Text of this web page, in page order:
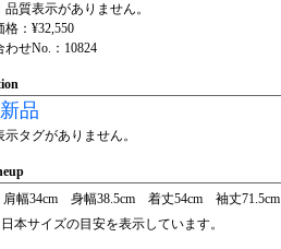
品質表示がありません。
格：¥32,550
わせNo.：10824
品
示タグがありません。
幅34cm 身幅38.5cm 着丈54cm 袖丈71.5cm
本サイズの目安を表示しています。